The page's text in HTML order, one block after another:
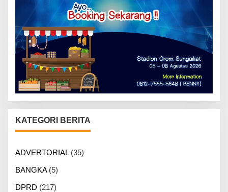
KATEGORI BERITA
ADVERTORIAL(35)
BANGKA(5)
DPRD (217)